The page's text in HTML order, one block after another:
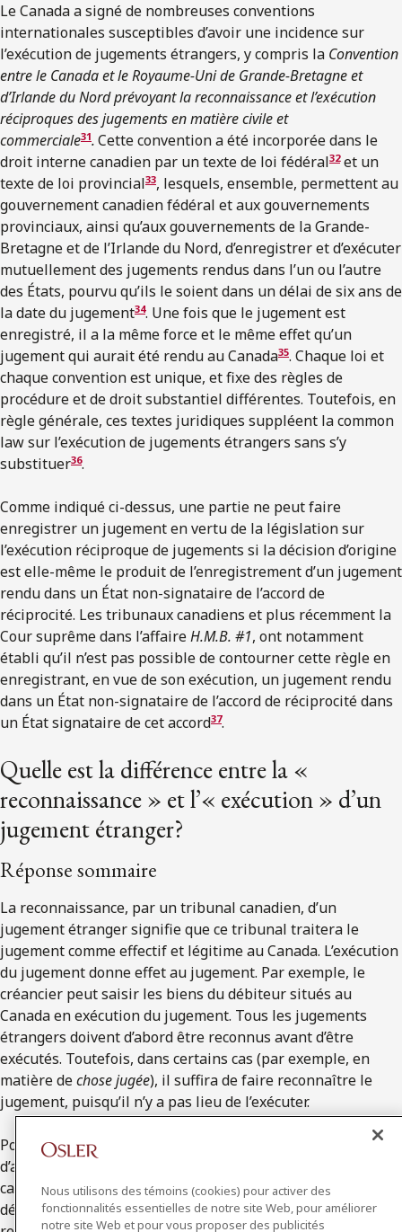
Le Canada a signé de nombreuses conventions
internationales susceptibles d’avoir une incidence sur
l’exécution de jugements étrangers, y compris la Convention
entre le Canada et le Royaume-Uni de Grande-Bretagne et
d’Irlande du Nord prévoyant la reconnaissance et l’exécution
réciproques des jugements en matière civile et
commerciale31.Cette convention a été incorporée dans le
droit interne canadien par un texte de loi fédéral32et un
texte de loi provincial33, lesquels, ensemble, permettent au
gouvernement canadien fédéral et aux gouvernements
provinciaux, ainsi qu’aux gouvernements de la Grande-
Bretagne et de l’Irlande du Nord, d’enregistrer et d’exécuter
mutuellement des jugements rendus dans l’un ou l’autre
des États, pourvu qu’ils le soient dans un délai de six ans de
la date du jugement34. Une fois que le jugement est
enregistré, il a la même force et le même effet qu’un
jugement qui aurait été rendu au Canada35. Chaque loi et
chaque convention est unique, et fixe des règles de
procédure et de droit substantiel différentes. Toutefois, en
règle générale, ces textes juridiques suppléent la common
law sur l’exécution de jugements étrangers sans s’y
substituer36.
Comme indiqué ci-dessus, une partie ne peut faire
enregistrer un jugement en vertu de la législation sur
l’exécution réciproque de jugements si la décision d’origine
est elle-même le produit de l’enregistrement d’un jugement
rendu dans un État non-signataire de l’accord de
réciprocité. Les tribunaux canadiens et plus récemment la
Cour suprême dans l’affaireH.M.B. #1, ont notamment
établi qu’il n’est pas possible de contourner cette règle en
enregistrant, en vue de son exécution, un jugement rendu
dans un État non-signataire de l’accord de réciprocité dans
un État signataire de cet accord37.
Quelle est la différence entre la «
reconnaissance » et l’« exécution » d’un
jugement étranger?
Réponse sommaire
La reconnaissance, par un tribunal canadien, d’un
jugement étranger signifie que ce tribunal traitera le
jugement comme effectif et légitime au Canada. L’exécution
du jugement donne effet au jugement. Par exemple, le
créancier peut saisir les biens du débiteur situés au
Canada en exécution du jugement. Tous les jugements
étrangers doivent d’abord être reconnus avant d’être
exécutés. Toutefois, dans certains cas (par exemple, en
matière dechose jugée), il suffira de faire reconnaître le
jugement, puisqu’il n’y a pas lieu de l’exécuter.
Pour exécuter un jugement, le tribunal canadien doit
d’abord le reconnaître. En règle générale, un tribunal
canadien reconnaîtra un jugement étranger s’il est
définitif, si le tribunal qui l’a rendu était habilité à le
Nous utilisons des témoins (cookies) pour activer des
fonctionnalités essentielles de notre site Web, pour améliorer
notre site Web et pour vous proposer des publicités